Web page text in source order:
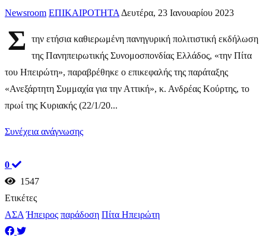
Newsroom ΕΠΙΚΑΙΡΟΤΗΤΑ Δευτέρα, 23 Ιανουαρίου 2023
Σ
την ετήσια καθιερωμένη πανηγυρική πολιτιστική εκδήλωση
της Πανηπειρωτικής Συνομοσπονδίας Ελλάδος, «την Πίτα
του Ηπειρώτη», παραβρέθηκε ο επικεφαλής της παράταξης
«Ανεξάρτητη Συμμαχία για την Αττική», κ. Ανδρέας Κούρτης, το
πρωί της Κυριακής (22/1/20...
Συνέχεια ανάγνωσης
0
1547
Ετικέτες
ΑΣΑ Ήπειρος παράδοση Πίτα Ηπειρώτη